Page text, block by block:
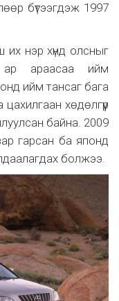
бүтээгдэж 1997
нэр хүнд олсныг
ар араасаа ийм
ийм тансаг бага
хөдөлгүүр
байна. 2009
гарсан ба японд
болжээ.